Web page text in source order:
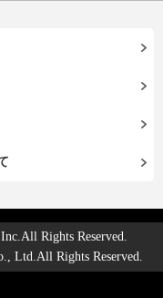
Rights Reserved.
Ltd.All Rights Reserved.